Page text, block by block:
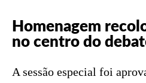
Homenagem
no centro do
A sessão especial foi